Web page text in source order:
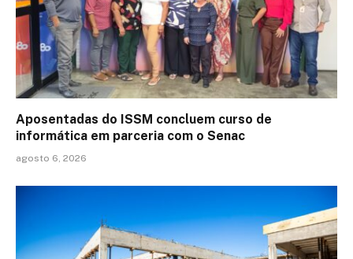
Aposentadas do ISSM concluem curso de
informática em parceria com o Senac
agosto 6, 2026